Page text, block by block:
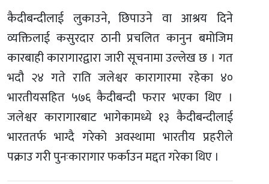
कैदीबन्दीलाई लुकाउने, छिपाउने वा आश्रय दिने
व्यक्तिलाई कसुरदार ठानी प्रचलित कानुन बमोजिम
कारबाही कारागारद्वारा जारी सूचनामा उल्लेख छ । गत
भदौ २४ गते राति जलेश्वर कारागारमा रहेका ४०
भारतीयसहित ५७६ कैदीबन्दी फरार भएका थिए ।
जलेश्वर कारागारबाट भागेकामध्ये १३ कैदीबन्दीलाई
भारततर्फ भाग्दै गरेको अवस्थामा भारतीय प्रहरीले
पक्राउ गरी पुनःकारागार फर्काउन मद्दत गरेका थिए ।